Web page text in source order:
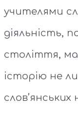
учителями
діяльність,
століття,
історію не
слов’янських